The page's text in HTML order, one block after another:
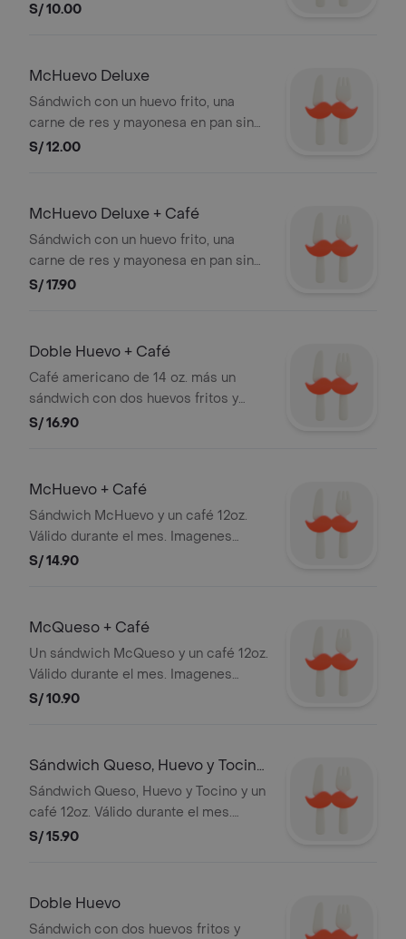
S/ 10.00
McHuevo Deluxe
Sándwich con un huevo frito, una
carne de res y mayonesa en pan sin
ajonjolí.
S/ 12.00
McHuevo Deluxe + Café
Sándwich con un huevo frito, una
carne de res y mayonesa en pan sin
ajonjolí. y un café de 14 oz.
S/ 17.90
Doble Huevo + Café
Café americano de 14 oz. más un
sándwich con dos huevos fritos y
doble queso cheddar amarillo en pan
referencial.
S/ 16.90
McHuevo + Café
Sándwich McHuevo y un café 12oz.
Válido durante el mes. Imagenes
referenciales. Stock: 3,000 unds.
S/ 14.90
McQueso + Café
Un sándwich McQueso y un café 12oz.
Válido durante el mes. Imagenes
referenciales. Stock: 3,000 unds.
S/ 10.90
Sándwich Queso, Huevo y Tocino
+ Café
Sándwich Queso, Huevo y Tocino y un
café 12oz. Válido durante el mes.
Imagenes referenciales. Stock: 3,000
S/ 15.90
Doble Huevo
Sándwich con dos huevos fritos y